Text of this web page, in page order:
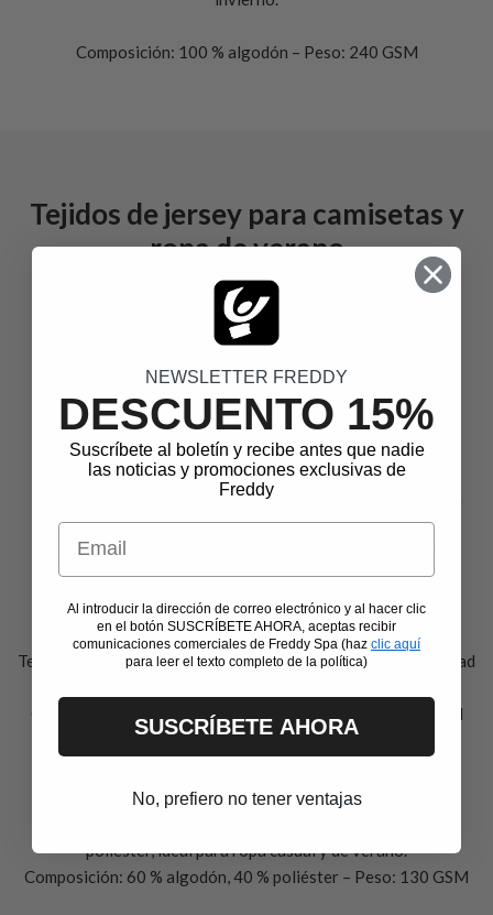
Composición: 100 % algodón – Peso: 240 GSM
Tejidos de jersey para camisetas y
ropa de verano
Jersey de algodón
Tejido clásico de jersey 100 % algodón, conocido por su
suavidad y transpirabilidad. Perfecto para camisetas y ropa
ligera.
Composición: 100 % algodón – Peso: 140–170 GSM
Jersey elástico grueso
Tejido de algodón y elastano que combina comodidad y libertad
Composición: 92 % algodón, 8 % elastano – Peso: 220 GSM
Jersey ligero
poliéster, ideal para ropa casual y de verano.
Composición: 60 % algodón, 40 % poliéster – Peso: 130 GSM
NEWSLETTER FREDDY
DESCUENTO 15%
Suscríbete al boletín y recibe antes que nadie
las noticias y promociones exclusivas de
Freddy
Email
Al introducir la dirección de correo electrónico y al hacer clic
en el botón SUSCRÍBETE AHORA, aceptas recibir
comunicaciones comerciales de Freddy Spa (haz clic aquí
para leer el texto completo de la política)
SUSCRÍBETE AHORA
No, prefiero no tener ventajas